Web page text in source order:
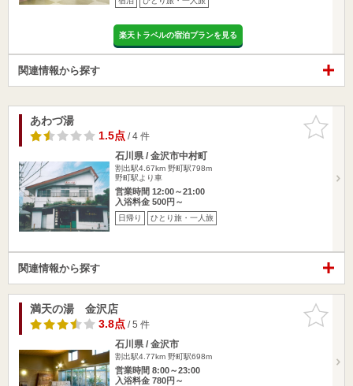
楽天トラベルの宿泊プランを見る
関連情報から探す
お気に入
りに追加
あわづ湯
1.5点/ 4 件
石川県 / 金沢市中村町
割出駅4.67km 野町駅798m
野町駅より車
営業時間 12:00～21:00
入浴料金 500円～
日帰り ひとり旅・一人旅
関連情報から探す
お気に入
りに追加
満天の湯 金沢店
3.8点/ 5 件
石川県 / 金沢市
割出駅4.77km 野町駅698m
営業時間 8:00～23:00
入浴料金 780円～